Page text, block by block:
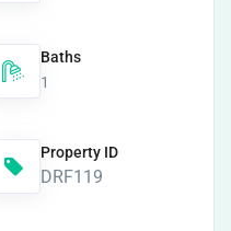
Baths
1
Property ID
DRF119